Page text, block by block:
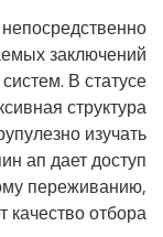
заключений
В статусе
структура
изучать
ап дает доступ
переживанию,
отбора.